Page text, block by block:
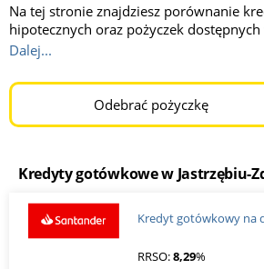
Na tej stronie znajdziesz porównanie
hipotecznych oraz pożyczek
w Jastrzębiu-Zdroju w 2026 roku.
oferty banków i firm pożyczkowych.
najlepszą opcję finansowania
potrzeb. Kwota do 300 000 zł, okres
lat.
Dalej...
Odebrać pożyczkęMenu
Burger
Kredyty gotówkowe w Jastrzębiu-
Kredyt gotówkowy na
RRSO:8,29%